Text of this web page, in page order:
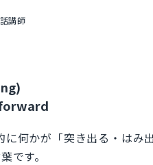
講師
何かが「突き出る・はみ
です。